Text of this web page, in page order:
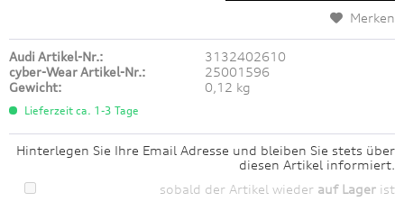
Merken
Audi Artikel-Nr.:
3132402610
cyber-Wear Artikel-Nr.:
25001596
Gewicht:
0,12 kg
Lieferzeit ca. 1-3 Tage
Hinterlegen Sie Ihre Email Adresse und bleiben Sie stets über
diesen Artikel informiert.
sobald der Artikel wieder auf Lager ist